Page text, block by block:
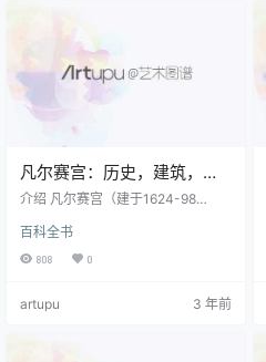
的北侧和南侧的主教室中，有几组
分别用于主教的建筑物。 第一英国
哥特式建筑 第一个完全实现的示…
凡尔赛宫：历史，建筑，室
内设计
介绍 凡尔赛宫（建于1624-98
建筑 ，是法国最著名的皇家城堡。
凡尔赛宫的巨大规模体现了“以分区
创造”的建筑主题-一系列简单的重
律为标志-体现了凡尔赛的基本价值
百科全书
808 0
artupu 3 年前